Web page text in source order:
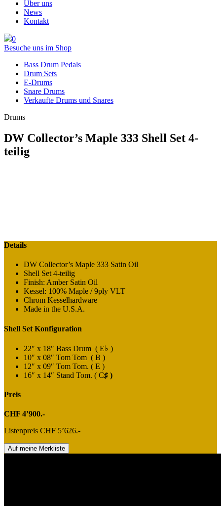
Über uns
News
Kontakt
0
Besuche uns im Shop
Bass Drum Pedals
Drum Sets
E-Drums
Snare Drums
Verkaufte Drums und Snares
Drums
DW Collector’s Maple 333 Shell Set 4-
teilig
Details
DW Collector’s Maple 333 Satin Oil
Shell Set 4-teilig
Finish: Amber Satin Oil
Kessel: 100% Maple / 9ply VLT
Chrom Kesselhardware
Made in the U.S.A.
Shell Set Konfiguration
22″ x 18″ Bass Drum ( E♭ )
10″ x 08″ Tom Tom ( B )
12″ x 09″ Tom Tom. ( E )
16″ x 14″ Stand Tom. ( C♯ )
Preis
CHF 4’900.-
Listenpreis CHF 5’626.-
Auf meine Merkliste